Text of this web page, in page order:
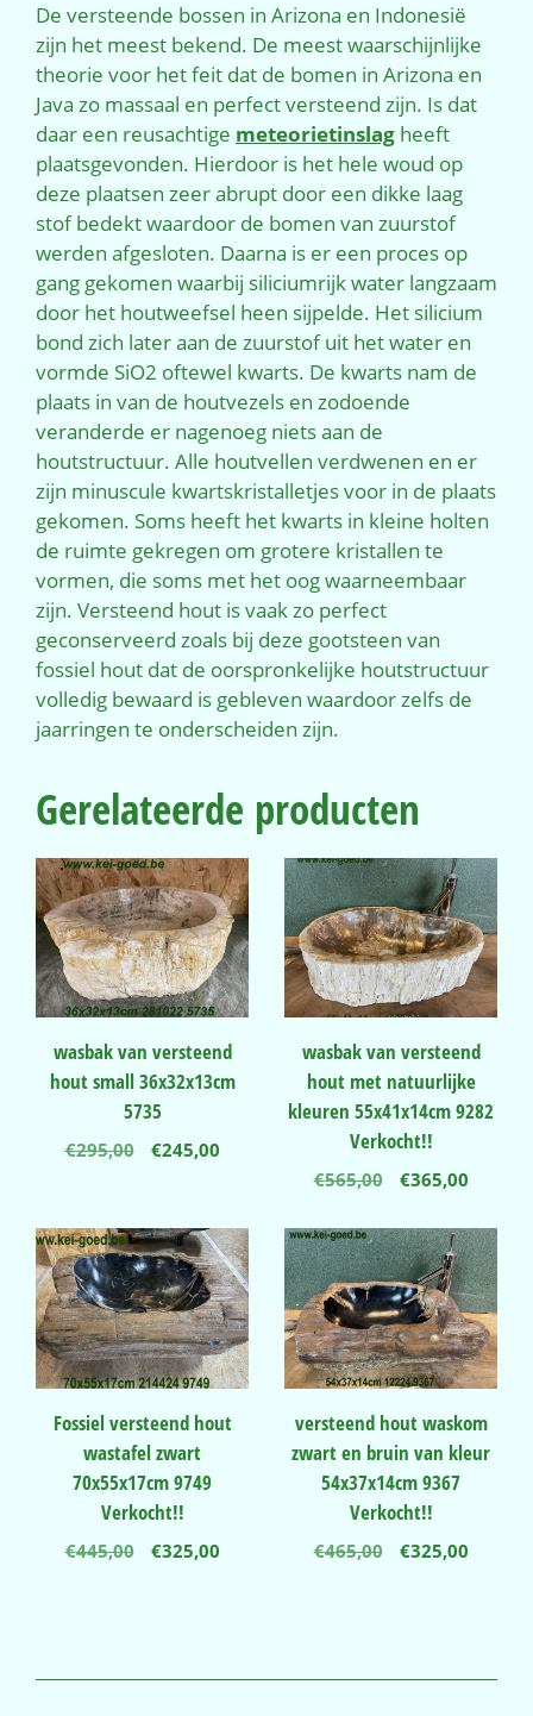
De versteende bossen in Arizona en Indonesië
zijn het meest bekend. De meest waarschijnlijke
theorie voor het feit dat de bomen in Arizona en
Java zo massaal en perfect versteend zijn. Is dat
daar een reusachtige meteorietinslag heeft
plaatsgevonden. Hierdoor is het hele woud op
deze plaatsen zeer abrupt door een dikke laag
stof bedekt waardoor de bomen van zuurstof
werden afgesloten. Daarna is er een proces op
gang gekomen waarbij siliciumrijk water langzaam
door het houtweefsel heen sijpelde. Het silicium
bond zich later aan de zuurstof uit het water en
vormde SiO2 oftewel kwarts. De kwarts nam de
plaats in van de houtvezels en zodoende
veranderde er nagenoeg niets aan de
houtstructuur. Alle houtvellen verdwenen en er
zijn minuscule kwartskristalletjes voor in de plaats
gekomen. Soms heeft het kwarts in kleine holten
de ruimte gekregen om grotere kristallen te
vormen, die soms met het oog waarneembaar
zijn. Versteend hout is vaak zo perfect
geconserveerd zoals bij deze gootsteen van
fossiel hout dat de oorspronkelijke houtstructuur
volledig bewaard is gebleven waardoor zelfs de
jaarringen te onderscheiden zijn.
Gerelateerde producten
wasbak van versteend
hout small 36x32x13cm
5735
€295,00
Oorspronkelijke
€295,00.
€245,00Huidige
€245,00.
wasbak van versteend
hout met natuurlijke
kleuren 55x41x14cm 9282
Verkocht!!
€565,00
was:
€565,00.
€365,00
is:
Fossiel versteend hout
wastafel zwart
70x55x17cm 9749
Verkocht!!
€445,00
Oorspronkelijke
€325,00Huidige
versteend hout waskom
zwart en bruin van kleur
54x37x14cm 9367
Verkocht!!
€465,00 €325,00